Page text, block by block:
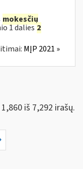
mokesčių
1 dalies2
MĮP 2021 »
iš 7,292 irašų.